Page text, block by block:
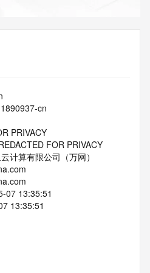
cn
PRIVACY
FOR PRIVACY
计算有限公司（万网）
07 13:35:51
13:35:51